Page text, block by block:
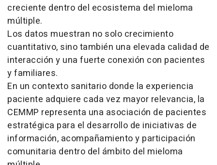
creciente dentro del ecosistema del mieloma
múltiple.
Los datos muestran no solo crecimiento
cuantitativo, sino también una elevada calidad de
interacción y una fuerte conexión con pacientes
y familiares.
En un contexto sanitario donde la experiencia
paciente adquiere cada vez mayor relevancia, la
CEMMP representa una asociación de pacientes
estratégica para el desarrollo de iniciativas de
información, acompañamiento y participación
comunitaria dentro del ámbito del mieloma